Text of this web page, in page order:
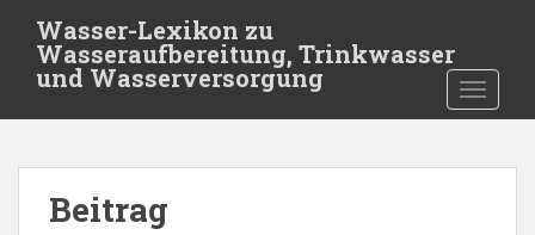
t
Wasser-Lexikon zu
Wasseraufbereitung, Trinkwasser
und Wasserversorgung
Beitrag